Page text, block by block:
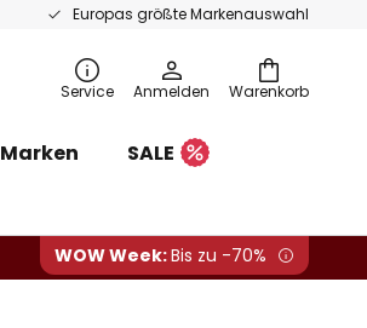
Europas größte Markenauswahl
Warenkorb
Service Anmelden
Marken
SALE
WOW Week:Bis zu -70%